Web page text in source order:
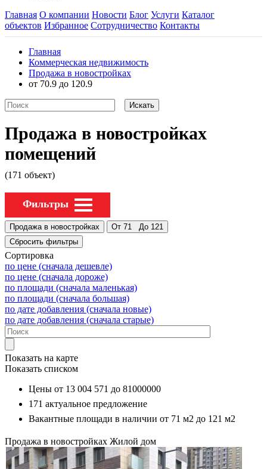
Главная О компании Новости Блог Услуги Каталог
объектов Избранное Сотрудничество Контакты
Главная
Коммерческая недвижимость
Продажа в новостройках
от 70.9 до 120.9
Продажа в новостройках
помещений
(171 объект)
Фильтры
Сортировка
по цене (сначала дешевле)
по цене (сначала дороже)
по площади (сначала маленькая)
по площади (сначала большая)
по дате добавления (сначала новые)
по дате добавления (сначала старые)
Показать на карте
Показать списком
Цены от 13 004 571 до 81000000
171 актуальное предложение
Вакантные площади в наличии от 71 м2 до 121 м2
Продажа в новостройках Жилой дом